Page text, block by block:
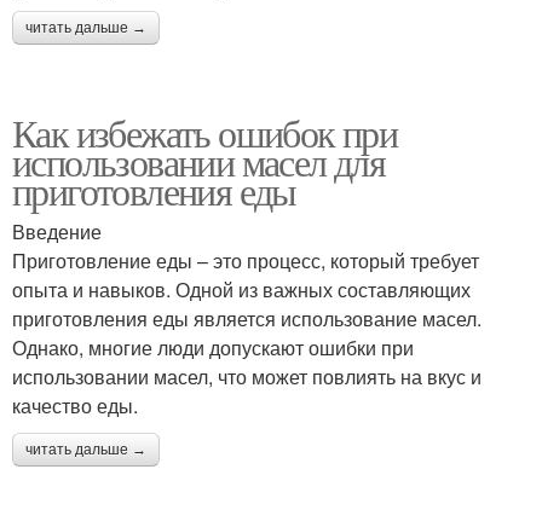
читать дальше →
Как избежать ошибок при
использовании масел для
приготовления еды
Введение
Приготовление еды – это процесс, который требует
опыта и навыков. Одной из важных составляющих
приготовления еды является использование масел.
Однако, многие люди допускают ошибки при
использовании масел, что может повлиять на вкус и
качество еды.
читать дальше →